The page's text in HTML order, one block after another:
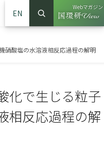
EN
サイト内検索
検索
Webマガジン
（別ウイ
硝酸塩の水溶液相反応過程の解明
化で生じる粒子
相反応過程の解